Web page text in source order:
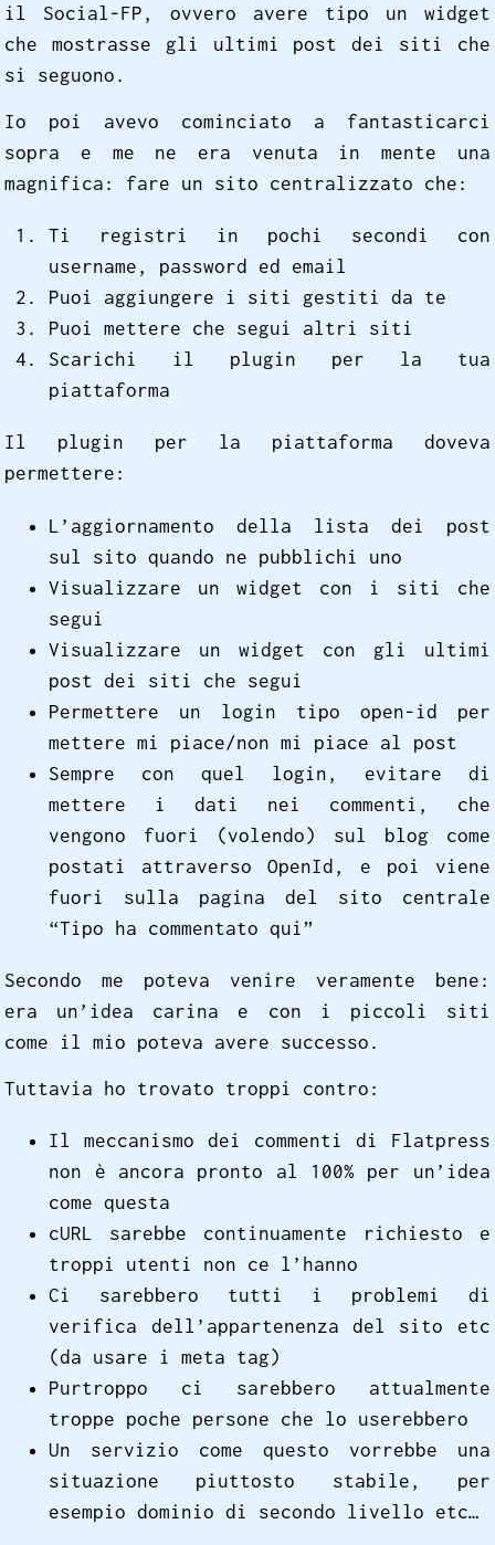
il Social-FP, ovvero avere tipo un widget
che mostrasse gli ultimi post dei siti che
si seguono.
Io poi avevo cominciato a fantasticarci
sopra e me ne era venuta in mente una
magnifica: fare un sito centralizzato che:
Ti registri in pochi secondi con
username, password ed email
Puoi aggiungere i siti gestiti da te
Puoi mettere che segui altri siti
Scarichi il plugin per la tua
piattaforma
Il plugin per la piattaforma doveva
permettere:
L’aggiornamento della lista dei post
sul sito quando ne pubblichi uno
Visualizzare un widget con i siti che
segui
Visualizzare un widget con gli ultimi
post dei siti che segui
Permettere un login tipo open-id per
mettere mi piace/non mi piace al post
Sempre con quel login, evitare di
mettere i dati nei commenti, che
vengono fuori (volendo) sul blog come
postati attraverso OpenId, e poi viene
fuori sulla pagina del sito centrale
“Tipo ha commentato qui”
Secondo me poteva venire veramente bene:
era un’idea carina e con i piccoli siti
come il mio poteva avere successo.
Tuttavia ho trovato troppi contro:
Il meccanismo dei commenti di Flatpress
non è ancora pronto al 100% per un’idea
come questa
cURL sarebbe continuamente richiesto e
troppi utenti non ce l’hanno
Ci sarebbero tutti i problemi di
verifica dell’appartenenza del sito etc
(da usare i meta tag)
Purtroppo ci sarebbero attualmente
troppe poche persone che lo userebbero
Un servizio come questo vorrebbe una
situazione piuttosto stabile, per
esempio dominio di secondo livello etc…